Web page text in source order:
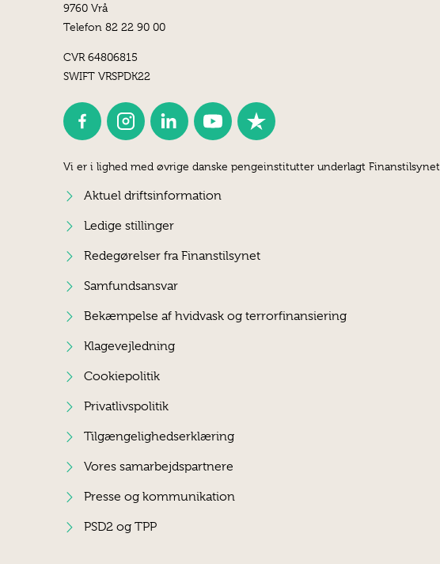
9760 Vrå
Telefon 82 22 90 00
CVR 64806815
SWIFT VRSPDK22
Vi er i lighed med øvrige danske pengeinstitutter underlagt Finanstilsynet.
Aktuel driftsinformation
Ledige stillinger
Redegørelser fra Finanstilsynet
Samfundsansvar
Bekæmpelse af hvidvask og terrorfinansiering
Klagevejledning
Cookiepolitik
Privatlivspolitik
Tilgængelighedserklæring
Vores samarbejdspartnere
Presse og kommunikation
PSD2 og TPP